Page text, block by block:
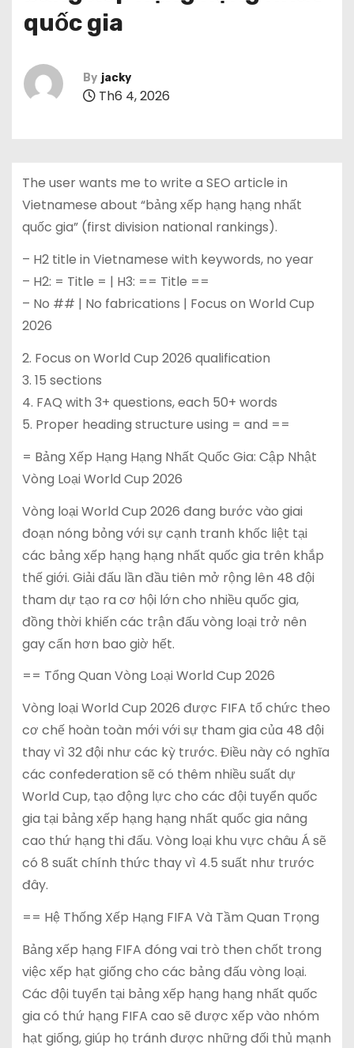
quốc gia
By jacky
Th6 4, 2026
The user wants me to write a SEO article in
Vietnamese about “bảng xếp hạng hạng nhất
quốc gia” (first division national rankings).
– H2 title in Vietnamese with keywords, no year
– H2: = Title = | H3: == Title ==
– No ## | No fabrications | Focus on World Cup
2026
2. Focus on World Cup 2026 qualification
3. 15 sections
4. FAQ with 3+ questions, each 50+ words
5. Proper heading structure using = and ==
= Bảng Xếp Hạng Hạng Nhất Quốc Gia: Cập Nhật
Vòng Loại World Cup 2026
Vòng loại World Cup 2026 đang bước vào giai
đoạn nóng bỏng với sự cạnh tranh khốc liệt tại
các bảng xếp hạng hạng nhất quốc gia trên khắp
thế giới. Giải đấu lần đầu tiên mở rộng lên 48 đội
tham dự tạo ra cơ hội lớn cho nhiều quốc gia,
đồng thời khiến các trận đấu vòng loại trở nên
gay cấn hơn bao giờ hết.
== Tổng Quan Vòng Loại World Cup 2026
Vòng loại World Cup 2026 được FIFA tổ chức theo
cơ chế hoàn toàn mới với sự tham gia của 48 đội
thay vì 32 đội như các kỳ trước. Điều này có nghĩa
các confederation sẽ có thêm nhiều suất dự
World Cup, tạo động lực cho các đội tuyển quốc
gia tại bảng xếp hạng hạng nhất quốc gia nâng
cao thứ hạng thi đấu. Vòng loại khu vực châu Á sẽ
có 8 suất chính thức thay vì 4.5 suất như trước
đây.
== Hệ Thống Xếp Hạng FIFA Và Tầm Quan Trọng
Bảng xếp hạng FIFA đóng vai trò then chốt trong
việc xếp hạt giống cho các bảng đấu vòng loại.
Các đội tuyển tại bảng xếp hạng hạng nhất quốc
gia có thứ hạng FIFA cao sẽ được xếp vào nhóm
hạt giống, giúp họ tránh được những đối thủ mạnh